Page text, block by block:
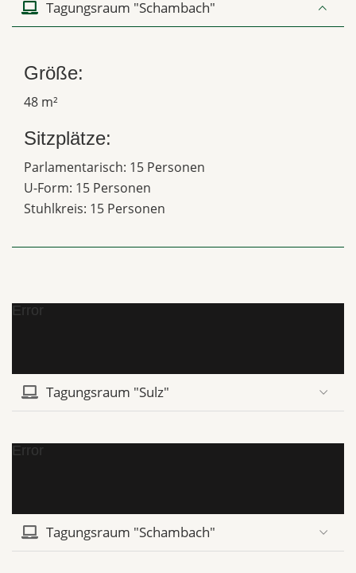
Tagungsraum "Schambach"
Größe:
48 m²
Sitzplätze:
Parlamentarisch: 15 Personen
U-Form: 15 Personen
Stuhlkreis: 15 Personen
Error
Tagungsraum "Sulz"
Error
Tagungsraum "Schambach"